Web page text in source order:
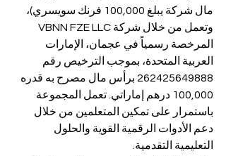
مال شركة يبلغ 100,000 فرنك سويسري)،
المرخصة رسمياً في عجمان، الإمارات
العربية المتحدة، بموجب الترخيص رقم
262425649888 برأس مال مصرح به قدره
100,000 درهم إماراتي. تعمل المجموعة
باستمرار على تمكين المتعلمين من خلال
دعم الأدوات الرقمية القوية والحلول
التعليمية التقدمية.